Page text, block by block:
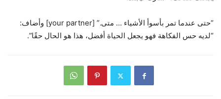
“حتى عندما تمر بأسوأ الأشياء … متى.” [your partner] وأضاف:
“لديه حس الفكاهة فهو يجعل الحياة أفضل، هذا هو الحال حقًا”.